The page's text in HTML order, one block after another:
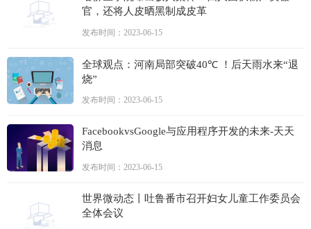
官，还将人皮晒黑制成皮革
发布时间：2023-06-15
全球观点：河南局部突破40℃ ！后天雨水来“退
烧”
发布时间：2023-06-15
FacebookvsGoogle与应用程序开发的未来-天天
消息
发布时间：2023-06-15
世界微动态丨吐鲁番市召开妇女儿童工作委员会
全体会议